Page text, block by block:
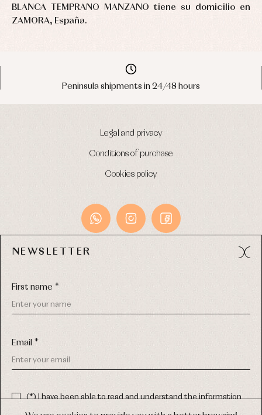
BLANCA TEMPRANO MANZANO tiene su domicilio en
ZAMORA, España.
Peninsula shipments in 24/48 hours
Legal and privacy
Conditions of purchase
Cookies policy
NEWSLETTER
First name *
Email *
(*) I have been able to read and understand the information